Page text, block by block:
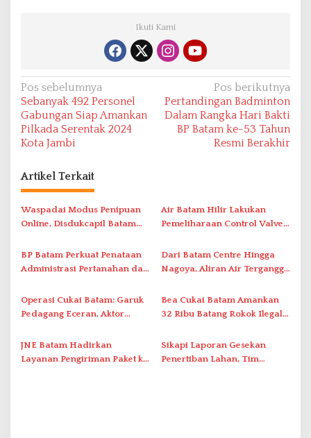
Ikuti Kami
N
a
v
i
g
a
s
i
o
Pos sebelumnya
Sebanyak 492 Personel
Gabungan Siap Amankan
Pilkada Serentak 2024
Kota Jambi
Pos berikutnya
Pertandingan Badminton
Dalam Rangka Hari Bakti
BP Batam ke-53 Tahun
Resmi Berakhir
Artikel Terkait
Waspadai Modus Penipuan
Online, Disdukcapil Batam
Tatap Muka
Air Batam Hilir Lakukan
Pemeliharaan Control Valve,
BP Batam Perkuat Penataan
Administrasi Pertanahan dan
Dari Batam Centre Hingga
Nagoya, Aliran Air Terganggu
Duriangkang
Operasi Cukai Batam: Garuk
Pedagang Eceran, Aktor
Tersentuh?
Bea Cukai Batam Amankan
32 Ribu Batang Rokok Ilegal
JNE Batam Hadirkan
Layanan Pengiriman Paket ke
Sikapi Laporan Gesekan
Penertiban Lahan, Tim